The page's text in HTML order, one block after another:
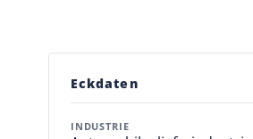
Eckdaten
INDUSTRIE